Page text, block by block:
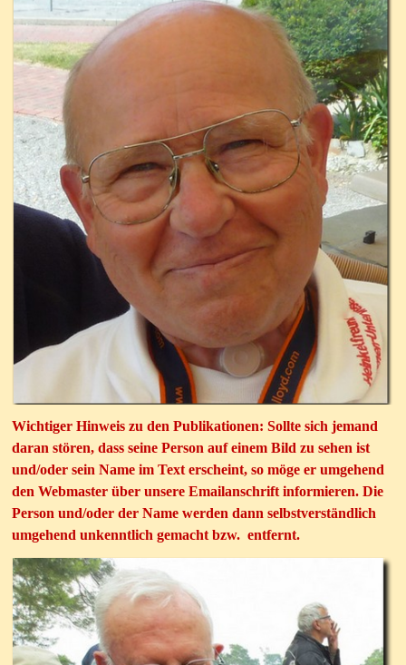
auch Reiseleiter
Wichtiger Hinweis zu den Publikationen: Sollte sich jemand
daran stören, dass seine Person auf einem Bild zu sehen ist
und/oder sein Name im Text erscheint, so möge er umgehend
den Webmaster über unsere Emailanschrift informieren. Die
Person und/oder der Name werden dann selbstverständlich
umgehend unkenntlich gemacht bzw. entfernt.
und ist für die Webseite verantwortlich